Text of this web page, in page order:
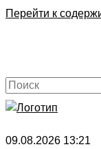
Перейти к
09.08.2026 13:21